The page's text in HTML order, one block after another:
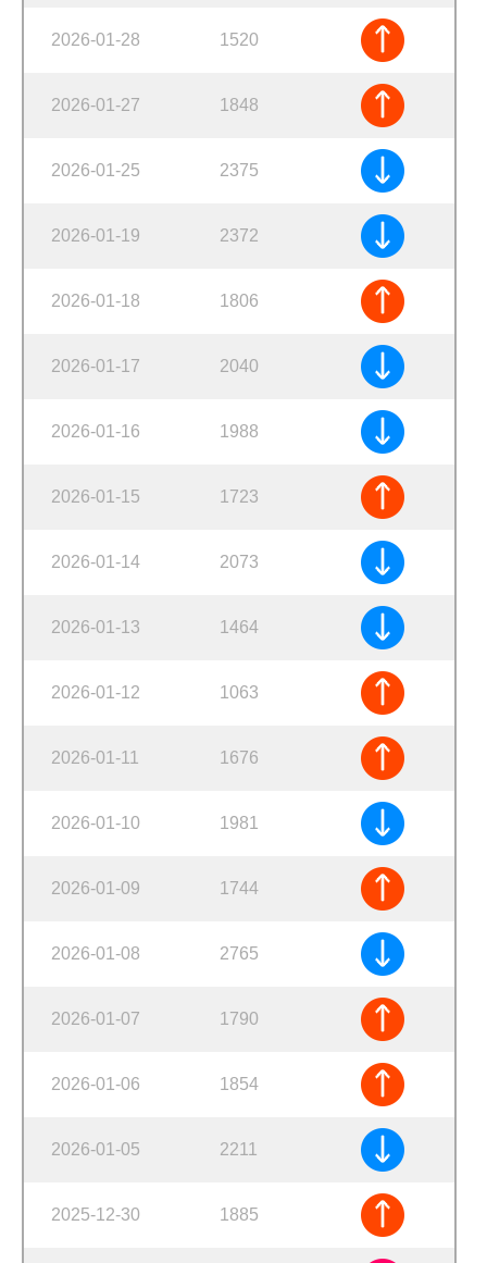
2026-01-28 1520
2026-01-27 1848
2026-01-25 2375
2026-01-19 2372
2026-01-18 1806
2026-01-17 2040
2026-01-16 1988
2026-01-15 1723
2026-01-14 2073
2026-01-13 1464
2026-01-12 1063
2026-01-11 1676
2026-01-10 1981
2026-01-09 1744
2026-01-08 2765
2026-01-07 1790
2026-01-06 1854
2026-01-05 2211
2025-12-30 1885